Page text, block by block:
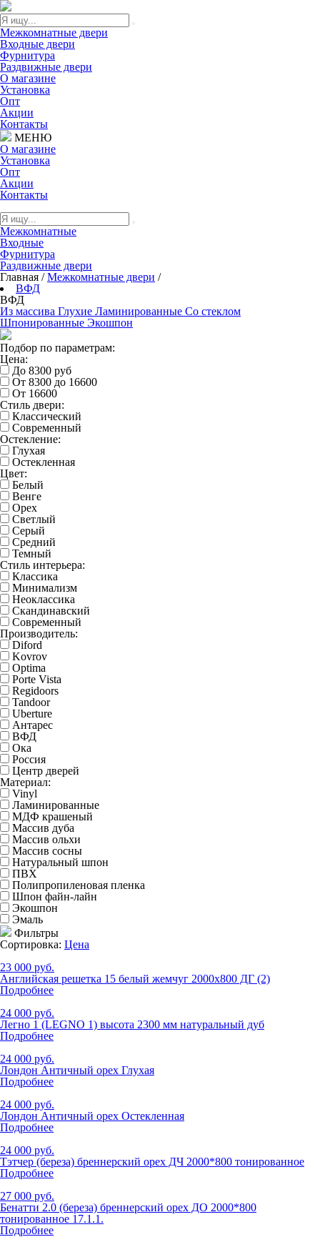
Межкомнатные двери
Входные двери
Фурнитура
Раздвижные двери
О магазине
Установка
Опт
Акции
Контакты
МЕНЮ
О магазине
Установка
Опт
Акции
Контакты
Межкомнатные
Входные
Фурнитура
Раздвижные двери
Главная /Межкомнатные двери /
ВФД
ВФД
Из массива Глухие Ламинированные Со стеклом
Шпонированные Экошпон
Подбор по параметрам:
Цена:
До 8300 руб
От 8300 до 16600
От 16600
Стиль двери:
Классический
Современный
Остекление:
Глухая
Остекленная
Цвет:
Белый
Венге
Орех
Светлый
Серый
Средний
Темный
Стиль интерьера:
Классика
Минимализм
Неоклассика
Скандинавский
Современный
Производитель:
Diford
Kovrov
Optima
Porte Vista
Regidoors
Tandoor
Uberture
Антарес
ВФД
Ока
Россия
Центр дверей
Материал:
Vinyl
Ламинированные
МДФ крашеный
Массив дуба
Массив ольхи
Массив сосны
Натуральный шпон
ПВХ
Полипропиленовая пленка
Шпон файн-лайн
Экошпон
Эмаль
Фильтры
Сортировка: Цена
23 000 руб.
Английская решетка 15 белый жемчуг 2000x800 ДГ (2)
Подробнее
24 000 руб.
Легно 1 (LEGNO 1) высота 2300 мм натуральный дуб
Подробнее
24 000 руб.
Лондон Античный орех Глухая
Подробнее
24 000 руб.
Лондон Античный орех Остекленная
Подробнее
24 000 руб.
Тэтчер (береза) бреннерский орех ДЧ 2000*800 тонированное
Подробнее
27 000 руб.
Бенатти 2.0 (береза) бреннерский орех ДО 2000*800
тонированное 17.1.1.
Подробнее